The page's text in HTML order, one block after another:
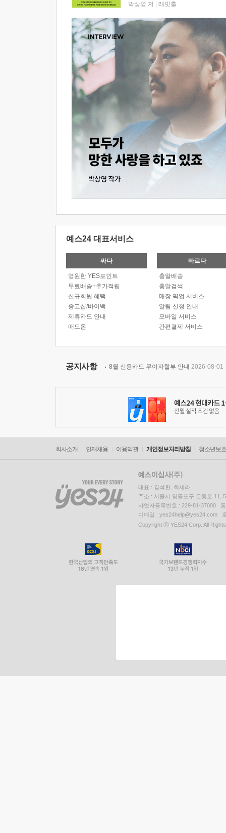
박상영 저 래빗홀
예스24 대표서비스
싸다
영원한 YES포인트
무료배송+추가적립
신규회원 혜택
중고샵/바이백
제휴카드 안내
애드온
빠르다
총알배송
총알검색
매장 픽업 서비스
알림 신청 안내
모바일 서비스
간편결제 서비스
공지사항 8월 신용카드 무이자할부 안내 2026-08-01
회사소개 인재채용 이용약관 개인정보처리방침 청소년보
대표 : 김석환, 최세라
주소 : 서울시 영등포구 은행로 11,
사업자등록번호 : 229-81-37000
이메일 : yes24help@yes24.com
Copyright ⓒ YES24 Corp. All